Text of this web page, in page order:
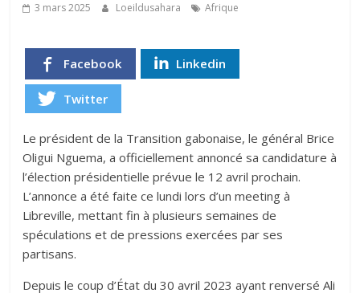
3 mars 2025 Loeildusahara Afrique
Facebook Linkedin
Twitter
Le président de la Transition gabonaise, le général Brice
Oligui Nguema, a officiellement annoncé sa candidature à
l’élection présidentielle prévue le 12 avril prochain.
L’annonce a été faite ce lundi lors d’un meeting à
Libreville, mettant fin à plusieurs semaines de
spéculations et de pressions exercées par ses
partisans.
Depuis le coup d’État du 30 avril 2023 ayant renversé Ali